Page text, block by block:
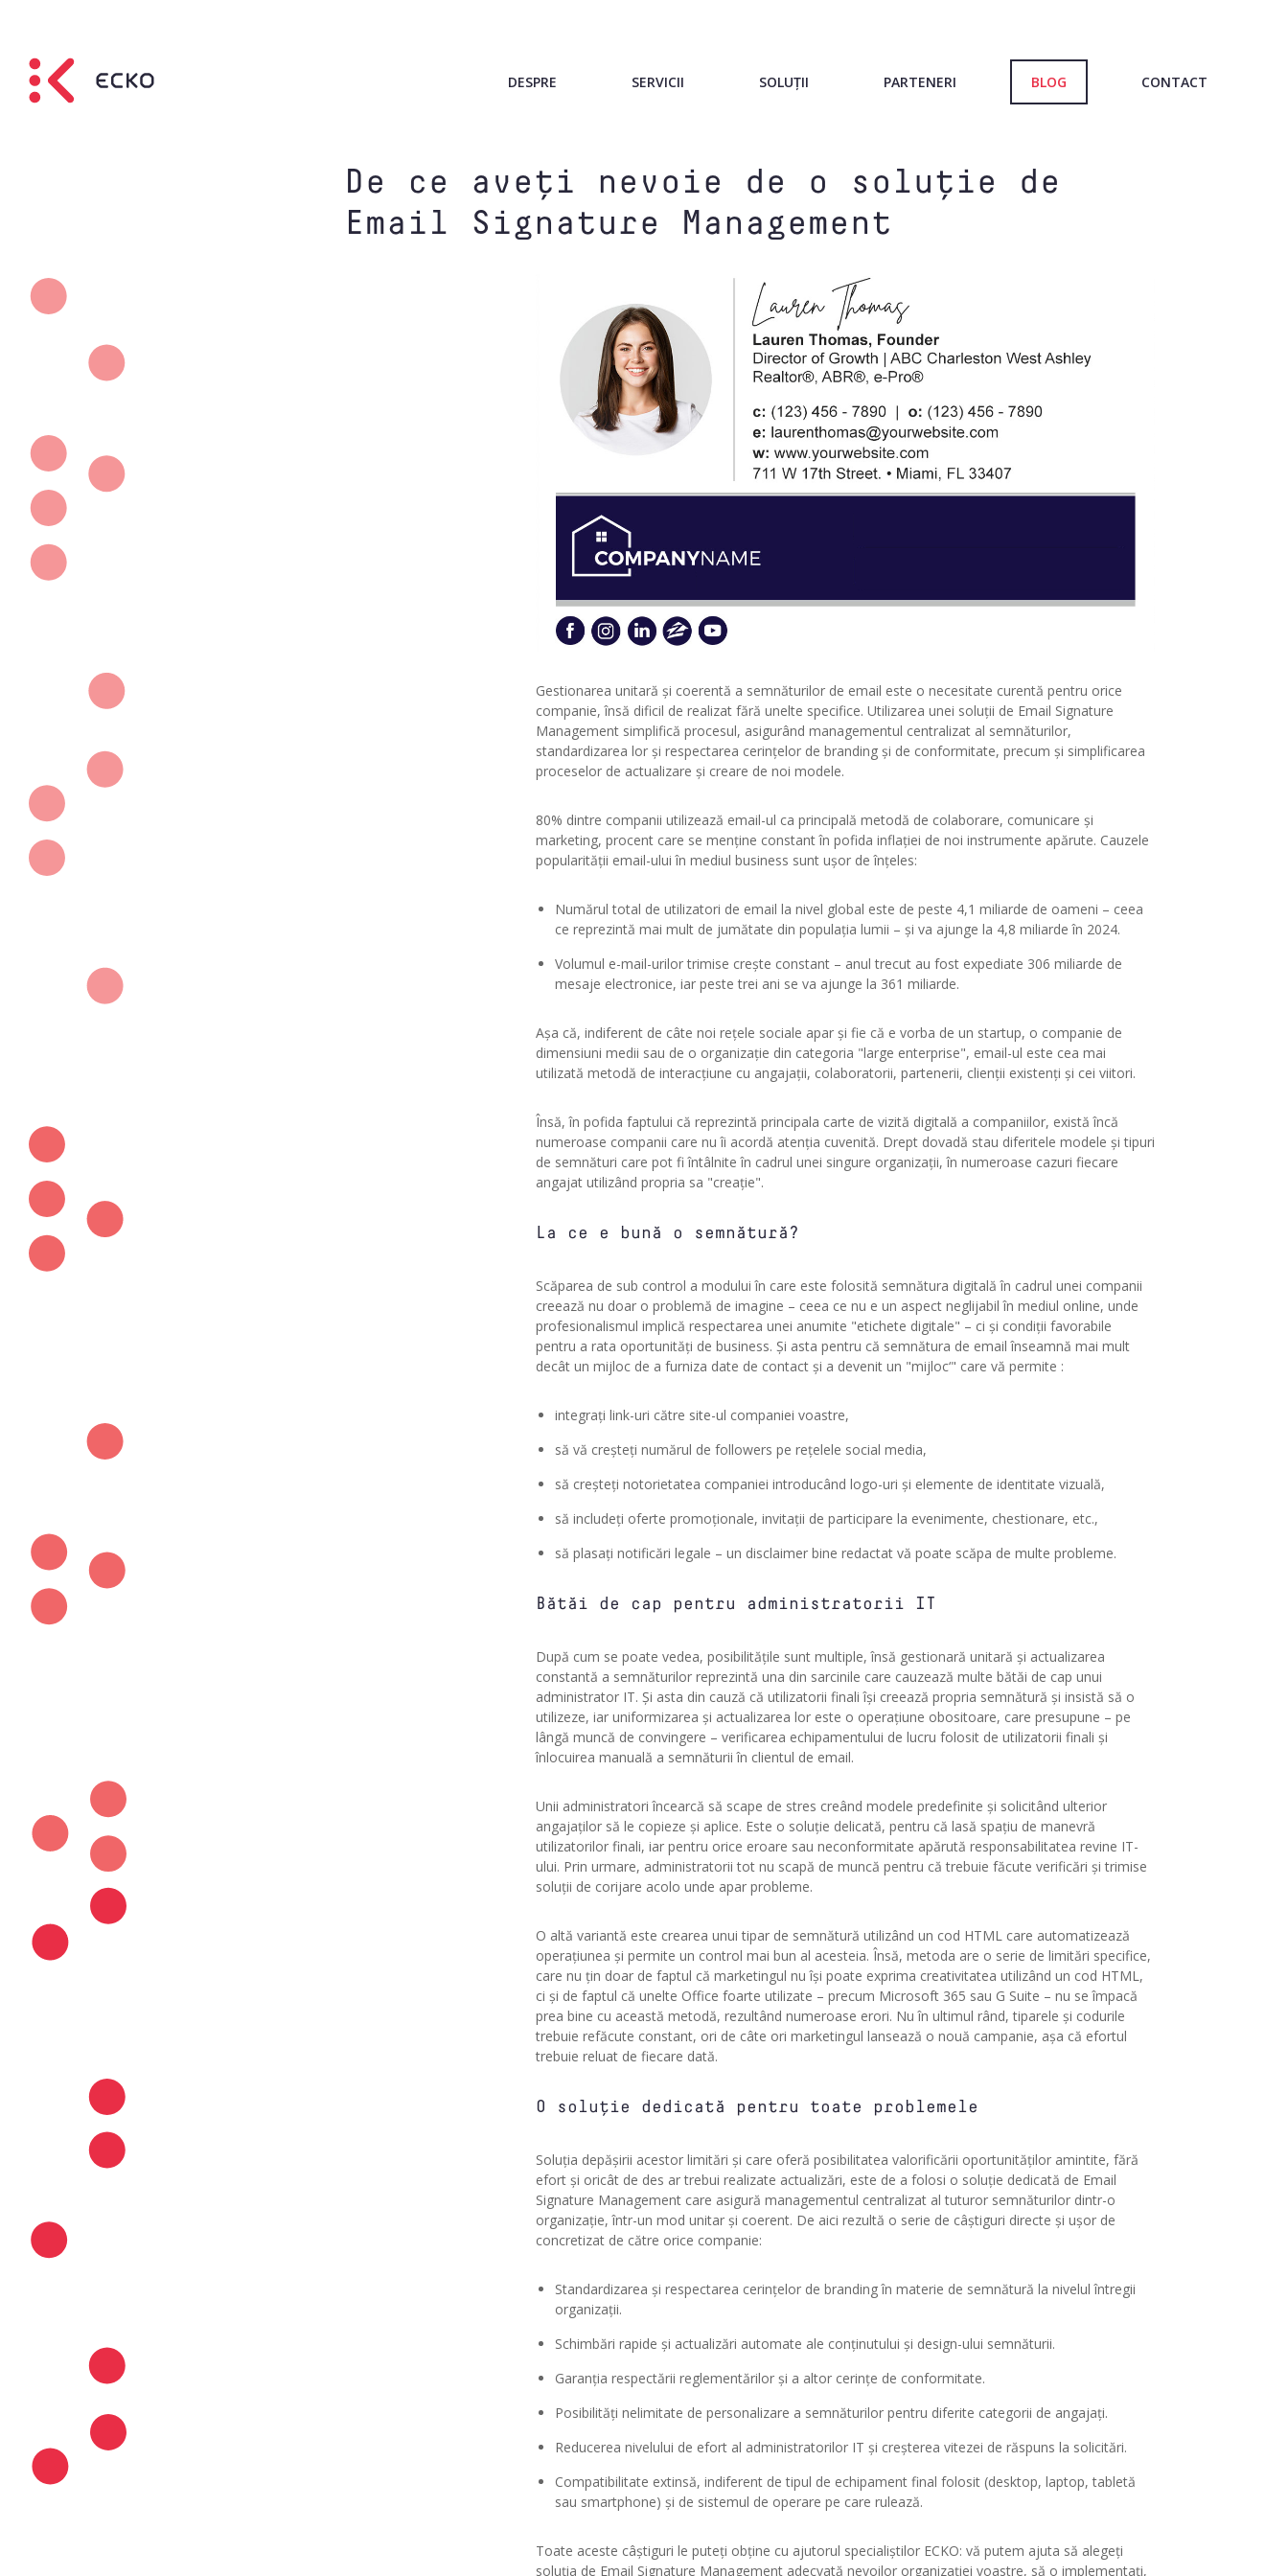
DESPRE SERVICII SOLUȚII PARTENERI BLOG CONTACT
De ce aveți nevoie de o soluție de
Email Signature Management
Gestionarea unitară și coerentă a semnăturilor de email este o necesitate curentă pentru orice
companie, însă dificil de realizat fără unelte specifice. Utilizarea unei soluţii de Email Signature
Management simplifică procesul, asigurând managementul centralizat al semnăturilor,
standardizarea lor și respectarea cerințelor de branding și de conformitate, precum și simplificarea
proceselor de actualizare și creare de noi modele.
80% dintre companii utilizează email-ul ca principală metodă de colaborare, comunicare și
marketing, procent care se menține constant în pofida inflației de noi instrumente apărute. Cauzele
popularității email-ului în mediul business sunt ușor de înțeles:
Numărul total de utilizatori de email la nivel global este de peste 4,1 miliarde de oameni – ceea
ce reprezintă mai mult de jumătate din populația lumii – și va ajunge la 4,8 miliarde în 2024.
Volumul e-mail-urilor trimise crește constant – anul trecut au fost expediate 306 miliarde de
mesaje electronice, iar peste trei ani se va ajunge la 361 miliarde.
Așa că, indiferent de câte noi rețele sociale apar și fie că e vorba de un startup, o companie de
dimensiuni medii sau de o organizație din categoria "large enterprise", email-ul este cea mai
utilizată metodă de interacțiune cu angajații, colaboratorii, partenerii, clienții existenți și cei viitori.
Însă, în pofida faptului că reprezintă principala carte de vizită digitală a companiilor, există încă
numeroase companii care nu îi acordă atenția cuvenită. Drept dovadă stau diferitele modele și tipuri
de semnături care pot fi întâlnite în cadrul unei singure organizații, în numeroase cazuri fiecare
angajat utilizând propria sa "creație".
La ce e bună o semnătură?
Scăparea de sub control a modului în care este folosită semnătura digitală în cadrul unei companii
creează nu doar o problemă de imagine – ceea ce nu e un aspect neglijabil în mediul online, unde
profesionalismul implică respectarea unei anumite "etichete digitale" – ci și condiții favorabile
pentru a rata oportunități de business. Și asta pentru că semnătura de email înseamnă mai mult
decât un mijloc de a furniza date de contact și a devenit un "mijloc‘" care vă permite :
integrați link-uri către site-ul companiei voastre,
să vă creșteți numărul de followers pe rețelele social media,
să creșteți notorietatea companiei introducând logo-uri și elemente de identitate vizuală,
să includeți oferte promoționale, invitații de participare la evenimente, chestionare, etc.,
să plasați notificări legale – un disclaimer bine redactat vă poate scăpa de multe probleme.
Bătăi de cap pentru administratorii IT
După cum se poate vedea, posibilitățile sunt multiple, însă gestionară unitară și actualizarea
constantă a semnăturilor reprezintă una din sarcinile care cauzează multe bătăi de cap unui
administrator IT. Și asta din cauză că utilizatorii finali își creează propria semnătură și insistă să o
utilizeze, iar uniformizarea și actualizarea lor este o operațiune obositoare, care presupune – pe
lângă muncă de convingere – verificarea echipamentului de lucru folosit de utilizatorii finali și
înlocuirea manuală a semnăturii în clientul de email.
Unii administratori încearcă să scape de stres creând modele predefinite și solicitând ulterior
angajaților să le copieze și aplice. Este o soluție delicată, pentru că lasă spațiu de manevră
utilizatorilor finali, iar pentru orice eroare sau neconformitate apărută responsabilitatea revine IT-
ului. Prin urmare, administratorii tot nu scapă de muncă pentru că trebuie făcute verificări și trimise
soluții de corijare acolo unde apar probleme.
O altă variantă este crearea unui tipar de semnătură utilizând un cod HTML care automatizează
operațiunea și permite un control mai bun al acesteia. Însă, metoda are o serie de limitări specifice,
care nu țin doar de faptul că marketingul nu își poate exprima creativitatea utilizând un cod HTML,
ci și de faptul că unelte Office foarte utilizate – precum Microsoft 365 sau G Suite – nu se împacă
prea bine cu această metodă, rezultând numeroase erori. Nu în ultimul rând, tiparele și codurile
trebuie refăcute constant, ori de câte ori marketingul lansează o nouă campanie, așa că efortul
trebuie reluat de fiecare dată.
O soluție dedicată pentru toate problemele
Soluția depășirii acestor limitări și care oferă posibilitatea valorificării oportunităților amintite, fără
efort și oricât de des ar trebui realizate actualizări, este de a folosi o soluție dedicată de Email
Signature Management care asigură managementul centralizat al tuturor semnăturilor dintr-o
organizație, într-un mod unitar și coerent. De aici rezultă o serie de câștiguri directe și ușor de
concretizat de către orice companie:
Standardizarea și respectarea cerințelor de branding în materie de semnătură la nivelul întregii
organizații.
Schimbări rapide și actualizări automate ale conținutului și design-ului semnăturii.
Garanția respectării reglementărilor și a altor cerințe de conformitate.
Posibilități nelimitate de personalizare a semnăturilor pentru diferite categorii de angajați.
Reducerea nivelului de efort al administratorilor IT și creșterea vitezei de răspuns la solicitări.
Compatibilitate extinsă, indiferent de tipul de echipament final folosit (desktop, laptop, tabletă
sau smartphone) și de sistemul de operare pe care rulează.
Toate aceste câștiguri le puteți obține cu ajutorul specialiștilor ECKO: vă putem ajuta să alegeți
soluția de Email Signature Management adecvată nevoilor organizației voastre, să o implementați,